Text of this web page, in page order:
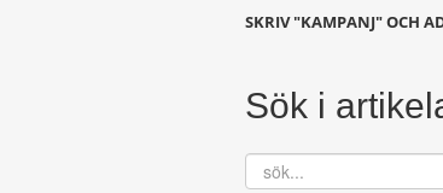
SKRIV "KAMPANJ" OCH
Sök i
sök...